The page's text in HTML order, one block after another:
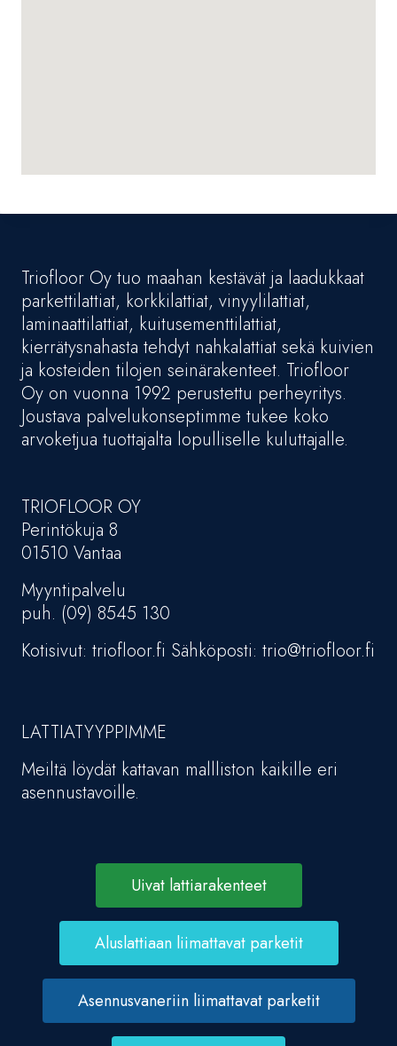
Triofloor Oy tuo maahan kestävät ja laadukkaat
parkettilattiat, korkkilattiat, vinyylilattiat,
laminaattilattiat, kuitusementtilattiat,
kierrätysnahasta tehdyt nahkalattiat sekä kuivien
ja kosteiden tilojen seinärakenteet. Triofloor
Oy on vuonna 1992 perustettu perheyritys.
Joustava palvelukonseptimme tukee koko
arvoketjua tuottajalta lopulliselle kuluttajalle.
TRIOFLOOR OY
Perintökuja 8
01510 Vantaa
Myyntipalvelu
puh. (09) 8545 130
Kotisivut: triofloor.fi Sähköposti: trio@triofloor.fi
LATTIATYYPPIMME
Meiltä löydät kattavan mallliston kaikille eri
asennustavoille.
Uivat lattiarakenteet
Aluslattiaan liimattavat parketit
Asennusvaneriin liimattavat parketit